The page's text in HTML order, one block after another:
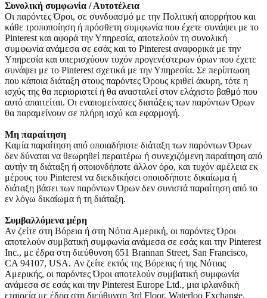
Συνολική συμφωνία / Αυτοτέλεια
Οι παρόντες Όροι, σε συνδυασμό με την Πολιτική απορρήτου και
κάθε τροποποίηση ή πρόσθετη συμφωνία που έχετε συνάψει με το
Pinterest και αφορά την Υπηρεσία, αποτελούν τη συνολική
συμφωνία ανάμεσα σε εσάς και το Pinterest αναφορικά με την
Υπηρεσία και υπερισχύουν τυχόν προγενέστερων όρων που έχετε
συνάψει με το Pinterest σχετικά με την Υπηρεσία. Σε περίπτωση
που κάποια διάταξη στους παρόντες Όρους κριθεί άκυρη, τότε η
ισχύς της θα περιοριστεί ή θα ανασταλεί στον ελάχιστο βαθμό που
αυτό απαιτείται. Οι εναπομείνασες διατάξεις των παρόντων Όρων
θα παραμείνουν σε πλήρη ισχύ και εφαρμογή.
Μη παραίτηση
Καμία παραίτηση από οποιαδήποτε διάταξη των παρόντων Όρων
δεν δύναται να θεωρηθεί περαιτέρω ή συνεχιζόμενη παραίτηση από
αυτήν τη διάταξη ή οποιονδήποτε άλλον όρο, και τυχόν αμέλεια εκ
μέρους του Pinterest να διεκδικήσει οποιοδήποτε δικαίωμα ή
διάταξη βάσει των παρόντων Όρων δεν συνιστά παραίτηση από το
εν λόγω δικαίωμα ή τη διάταξη.
Συμβαλλόμενα μέρη
Αν ζείτε στη Βόρεια ή στη Νότια Αμερική, οι παρόντες Όροι
αποτελούν συμβατική συμφωνία ανάμεσα σε εσάς και την Pinterest
Inc., με έδρα στη διεύθυνση 651 Brannan Street, San Francisco,
CA 94107, USA. Αν ζείτε εκτός της Βόρειας ή της Νότιας
Αμερικής, οι παρόντες Όροι αποτελούν συμβατική συμφωνία
ανάμεσα σε εσάς και την Pinterest Europe Ltd., μια ιρλανδική
εταιρεία με έδρα στη διεύθυνση 3rd Floor, Waterloo Exchange,